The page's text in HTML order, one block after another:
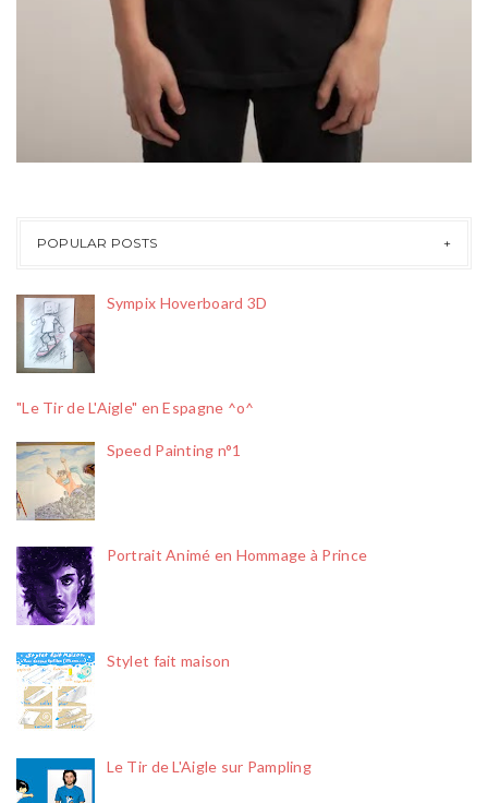
POPULAR POSTS
Sympix Hoverboard 3D
"Le Tir de L'Aigle" en Espagne ^o^
Speed Painting n°1
Portrait Animé en Hommage à Prince
Stylet fait maison
Le Tir de L'Aigle sur Pampling